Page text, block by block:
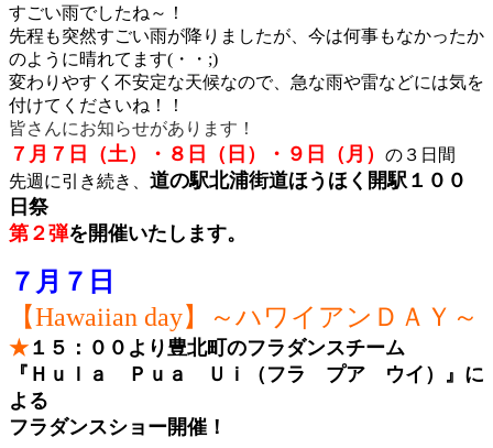
すごい雨でしたね～！
先程も突然すごい雨が降りましたが、今は何事もなかったか
のように晴れてます(・・;)
変わりやすく不安定な天候なので、急な雨や雷などには気を
付けてくださいね！！
皆さんにお知らせがあります！
７月７日（土）・８日（日）・９日（月） の３日間
先週に引き続き、 道の駅北浦街道ほうほく開駅１００
日祭
第２弾を開催いたします。
７月７日
【Hawaiian day】～ハワイアンＤＡＹ～
★ １５：００より豊北町のフラダンスチーム
『Ｈｕｌａ Ｐｕａ Ｕｉ（フラ プア ウイ）』に
よる
フラダンスショー開催！